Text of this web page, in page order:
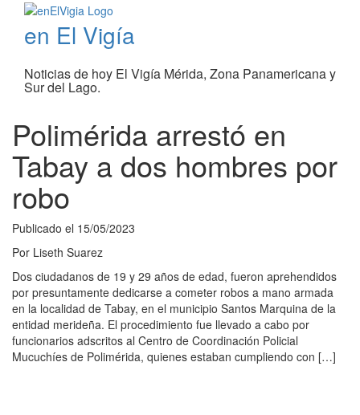
en El Vigía
Noticias de hoy El Vigía Mérida, Zona Panamericana y
Sur del Lago.
Polimérida arrestó en
Tabay a dos hombres por
robo
Publicado el 15/05/2023
Por Liseth Suarez
Dos ciudadanos de 19 y 29 años de edad, fueron aprehendidos
por presuntamente dedicarse a cometer robos a mano armada
en la localidad de Tabay, en el municipio Santos Marquina de la
entidad merideña. El procedimiento fue llevado a cabo por
funcionarios adscritos al Centro de Coordinación Policial
Mucuchíes de Polimérida, quienes estaban cumpliendo con […]